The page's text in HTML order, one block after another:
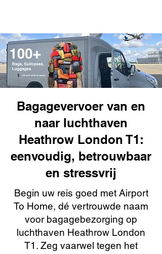
Bagagevervoer van en
naar luchthaven
Heathrow London T1:
eenvoudig, betrouwbaar
en stressvrij
Begin uw reis goed met Airport
To Home, dé vertrouwde naam
voor bagagebezorging op
luchthaven Heathrow London
T1. Zeg vaarwel tegen het